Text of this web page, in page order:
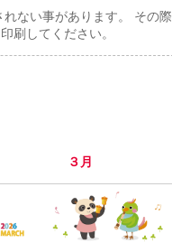
ない事があります。 その際
刷してください。
３月